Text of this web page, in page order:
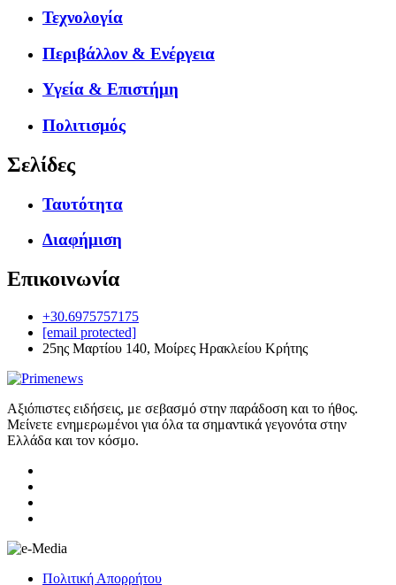
Τεχνολογία
Περιβάλλον & Ενέργεια
Υγεία & Επιστήμη
Πολιτισμός
Σελίδες
Ταυτότητα
Διαφήμιση
Επικοινωνία
+30.6975757175
[email protected]
25ης Μαρτίου 140, Μοίρες Ηρακλείου Κρήτης
Αξιόπιστες ειδήσεις, με σεβασμό στην παράδοση και το ήθος.
Μείνετε ενημερωμένοι για όλα τα σημαντικά γεγονότα στην
Ελλάδα και τον κόσμο.
Πολιτική Απορρήτου